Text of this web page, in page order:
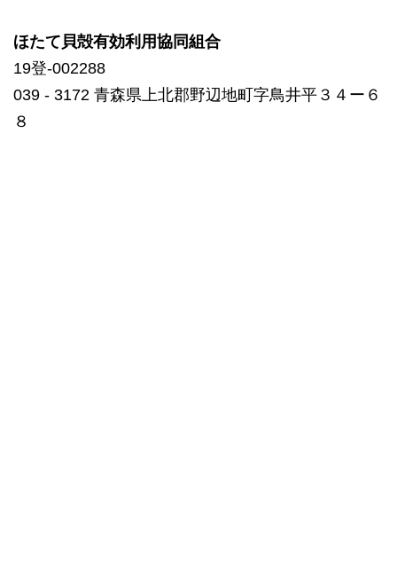
ほたて貝殻有効利用協同組合
19登-002288
039 ‐ 3172 青森県上北郡野辺地町字鳥井平３４ー６
８